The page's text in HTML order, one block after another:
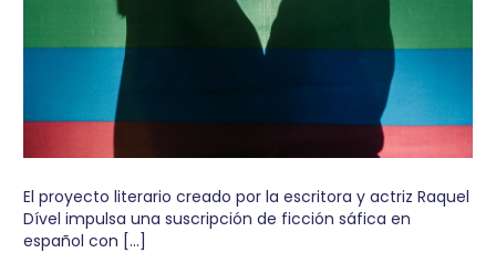
El proyecto literario creado por la escritora y actriz Raquel
Dível impulsa una suscripción de ficción sáfica en
español con […]